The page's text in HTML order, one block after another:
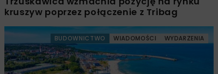
kruszyw poprzez połączenie z Tribag
BUDOWNICTWO WIADOMOŚCI WYDARZENIA